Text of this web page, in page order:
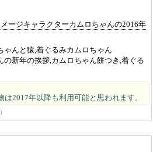
ージキャラクターカムロちゃんの2016年
ゃんと猿,着ぐるみカムロちゃん
の新年の挨拶,カムロちゃん餅つき,着ぐる
2017年以降も利用可能と思われます。